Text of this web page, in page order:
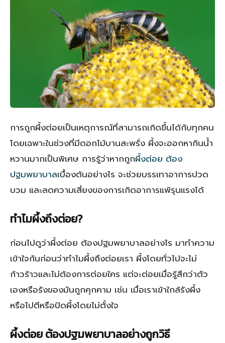
การถูกผึ้งต่อยเป็นเหตุการณ์ที่สามารถเกิดขึ้นได้กับทุกคน
โดยเฉพาะในช่วงที่มีดอกไม้บานสะพรั่ง ผึ้งจะออกหากินน้ำ
หวานมากเป็นพิเศษ การรู้ว่าหากถูกผึ้งต่อย ต้อง
ปฐมพยาบาลเบื้องต้นอย่างไร จะช่วยบรรเทาอาการปวด
บวม และลดความเสี่ยงของการเกิดอาการแพ้รุนแรงได้
ทำไมผึ้งถึงต่อย?
ก่อนไปดูว่าผึ้งต่อย ต้องปฐมพยาบาลอย่างไร มาทำความ
เข้าใจกันก่อนว่าทำไมผึ้งถึงต่อยเรา ผึ้งโดยทั่วไปจะไม่
ก้าวร้าวและไม่ต้องการต่อยใคร แต่จะต่อยเมื่อรู้สึกว่าตัว
เองหรือรังของมันถูกคุกคาม เช่น เมื่อเราเข้าใกล้รังผึ้ง
หรือไปตีหรือปัดผึ้งโดยไม่ตั้งใจ
ผึ้งต่อย ต้องปฐมพยาบาลอย่างถูกวิธี